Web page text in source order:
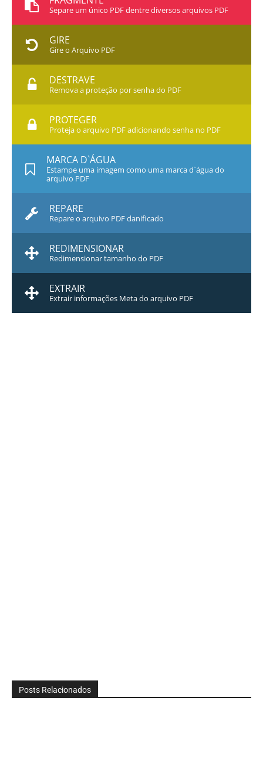
Separe um único PDF dentre diversos arquivos PDF
GIRE
Gire o Arquivo PDF
DESTRAVE
Remova a proteção por senha do PDF
PROTEGER
Proteja o arquivo PDF adicionando senha no PDF
MARCA D`ÁGUA
Estampe uma imagem como uma marca d`água do
arquivo PDF
REPARE
Repare o arquivo PDF danificado
REDIMENSIONAR
Redimensionar tamanho do PDF
EXTRAIR
Extrair informações Meta do arquivo PDF
Posts Relacionados